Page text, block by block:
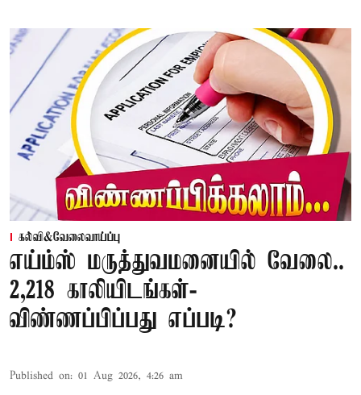
கல்வி&வேலைவாய்ப்பு
எய்ம்ஸ் மருத்துவமனையில் வேலை..
2,218 காலியிடங்கள்-
விண்ணப்பிப்பது எப்படி?
Published on: 01 Aug 2026, 4:26 am